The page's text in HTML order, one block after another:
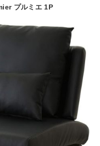
プルミエ 1P